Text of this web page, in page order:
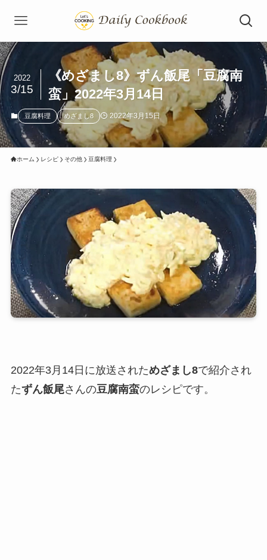
《めざまし8》ずん飯尾「豆腐南
蛮」2022年3月14日
2022
3/15
豆腐料理 めざまし8 2022年3月15日
ホーム レシピ その他 豆腐料理
2022年3月14日に放送されためざまし8で紹介され
たずん飯尾さんの豆腐南蛮のレシピです。